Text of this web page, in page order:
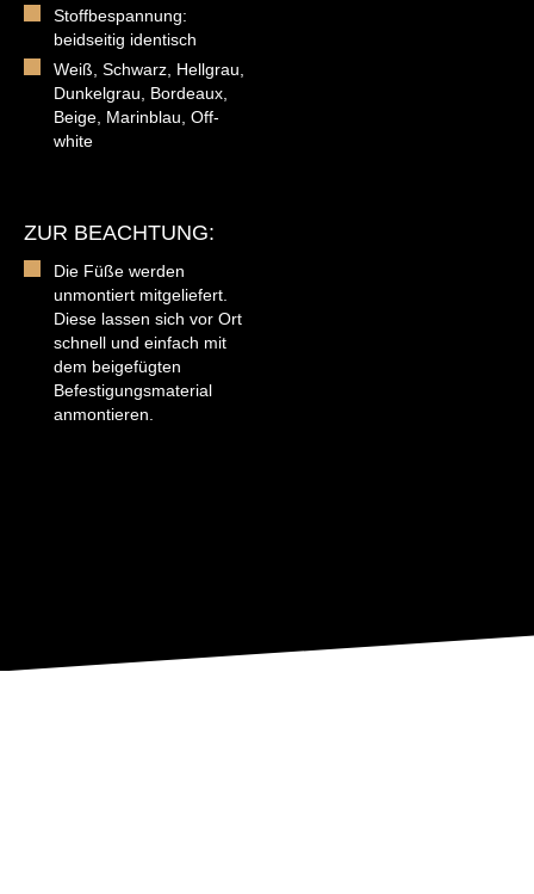
Stoffbespannung:
beidseitig identisch
Weiß, Schwarz, Hellgrau,
Dunkelgrau, Bordeaux,
Beige, Marinblau, Off-
white
ZUR BEACHTUNG:
Die Füße werden
unmontiert mitgeliefert.
Diese lassen sich vor Ort
schnell und einfach mit
dem beigefügten
Befestigungsmaterial
anmontieren.